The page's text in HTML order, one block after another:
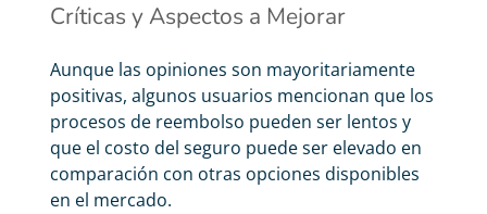
Críticas y Aspectos a Mejorar
Aunque las opiniones son mayoritariamente
positivas, algunos usuarios mencionan que los
procesos de reembolso pueden ser lentos y
que el costo del seguro puede ser elevado en
comparación con otras opciones disponibles
en el mercado.